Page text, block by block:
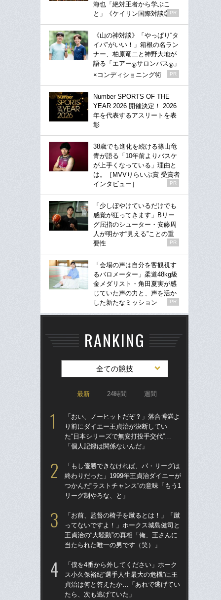
海也「絶対王者から学ぶこ
と」《ケイリン国際対談②》
PR
《山の神対談》「やっぱり“タ
イパ”がいい！」箱根の名ラン
ナー、柏原竜二と神野大地が
語る「エアー®サロンパス® 」
×コンディショニング術
PR
Number SPORTS OF THE
YEAR 2026 開催決定！ 2026
年を代表するアスリートを表
彰
38歳でも進化を続ける篠山竜
青が語る「10年前よりバスケ
が上手くなっている」理由と
は。［MVVりらいぶ賞 受賞者
インタビュー］
PR
「少しぼやけているだけでも
感覚が狂ってきます」Bリー
グ屈指のシューター・安藤周
人が明かす“見える”ことの重
要性
PR
「会場の声は自分を客観視す
るバロメーター」柔道48kg級
金メダリスト・角田夏実が感
じていた声の力と、声を活か
した新たなミッション
PR
RANKING
全ての競技
最新 24時間 週間
「おい、ノーヒットだぞ？」落合博満よ
り前にダイエー王貞治が決断してい
た“日本シリーズで無安打投手交代”…
「個人記録は関係ないんだ」
「もし優勝できなければ、パ・リーグは
終わりだった」1999年王貞治ダイエーが
つかんだ“ラストチャンス”の意味「もう1
リーグ制やろな、と」
「お前、監督の椅子を蹴るとは！」「蹴
ってないですよ！」ホークス城島健司と
王貞治の“大騒動”の真相「俺、王さんに
当たられた唯一の男です（笑）」
「僕を4番から外してください」ホーク
ス小久保裕紀“選手人生最大の危機”に王
貞治は何と答えたか…「あれで逃げてい
たら、次も逃げていた」